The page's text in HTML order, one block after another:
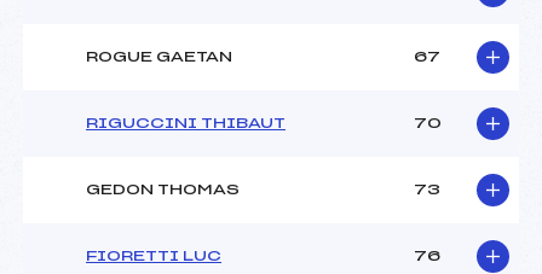
ROGUE GAETAN 67
RIGUCCINI THIBAUT 70
GEDON THOMAS 73
FIORETTI LUC 76